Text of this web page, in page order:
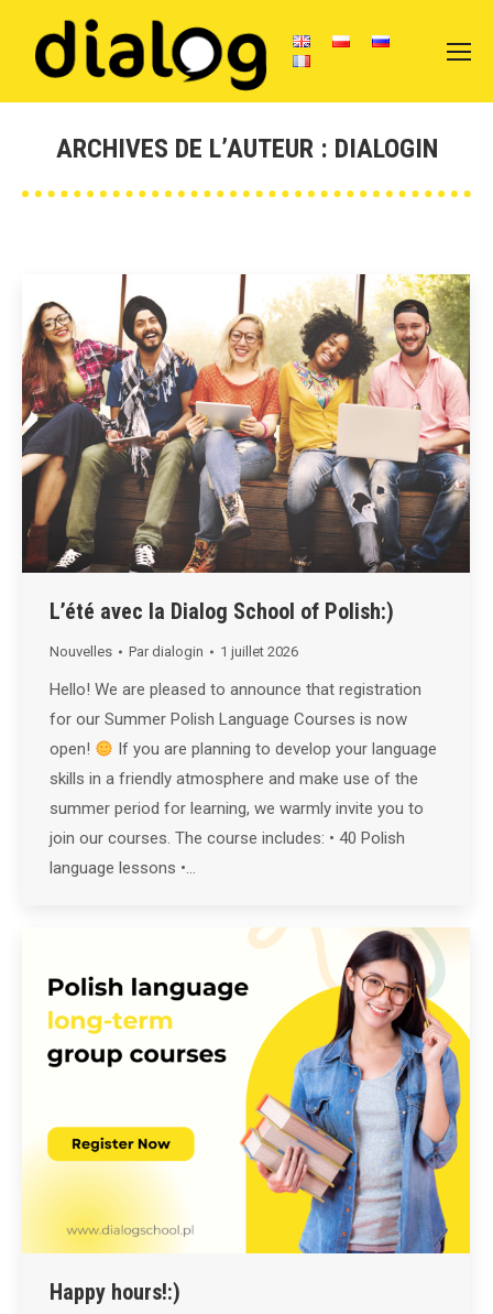
ARCHIVES DE L’AUTEUR : DIALOGIN
L’été avec la Dialog School of Polish:)
Nouvelles Par dialogin 1 juillet 2026
Hello! We are pleased to announce that registration
for our Summer Polish Language Courses is now
open!
If you are planning to develop your language
skills in a friendly atmosphere and make use of the
summer period for learning, we warmly invite you to
join our courses. The course includes: • 40 Polish
language lessons •…
Happy hours!:)